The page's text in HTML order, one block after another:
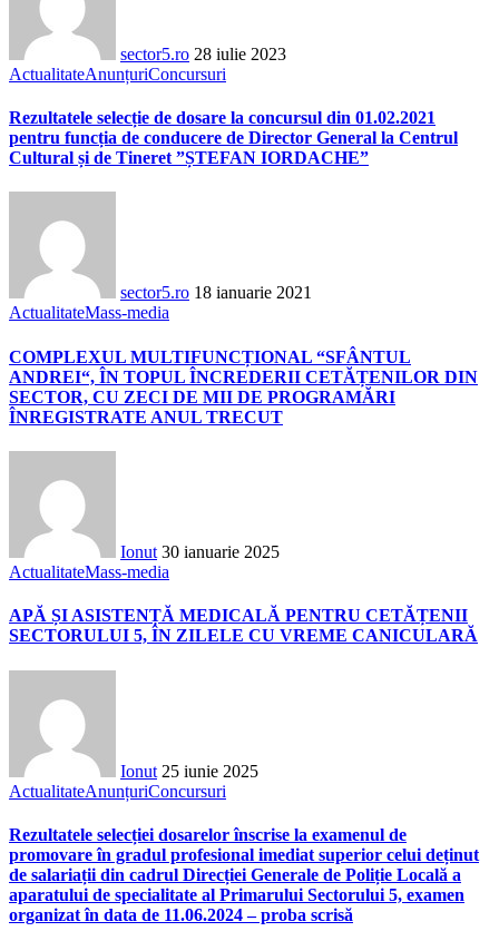
sector5.ro 28 iulie 2023
ActualitateAnunțuriConcursuri
Rezultatele selecție de dosare la concursul din 01.02.2021
pentru funcția de conducere de Director General la Centrul
Cultural și de Tineret ”ȘTEFAN IORDACHE”
sector5.ro 18 ianuarie 2021
ActualitateMass-media
COMPLEXUL MULTIFUNCȚIONAL “SFÂNTUL
ANDREI“, ÎN TOPUL ÎNCREDERII CETĂȚENILOR DIN
SECTOR, CU ZECI DE MII DE PROGRAMĂRI
ÎNREGISTRATE ANUL TRECUT
Ionut 30 ianuarie 2025
ActualitateMass-media
APĂ ȘI ASISTENȚĂ MEDICALĂ PENTRU CETĂȚENII
SECTORULUI 5, ÎN ZILELE CU VREME CANICULARĂ
Ionut 25 iunie 2025
ActualitateAnunțuriConcursuri
Rezultatele selecției dosarelor înscrise la examenul de
promovare în gradul profesional imediat superior celui deținut
de salariații din cadrul Direcției Generale de Poliție Locală a
aparatului de specialitate al Primarului Sectorului 5, examen
organizat în data de 11.06.2024 – proba scrisă